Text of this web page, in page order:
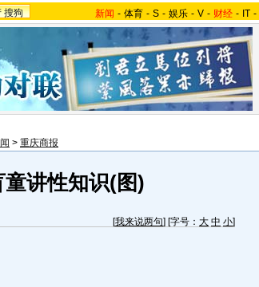
搜狗 新闻 - 体育 - S - 娱乐 - V - 财经 - IT -
> 重庆商报
讲性知识(图)
[我来说两句] [字号： 大 中 小]